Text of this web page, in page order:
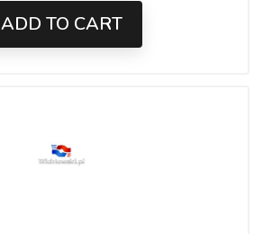
ADD TO CART